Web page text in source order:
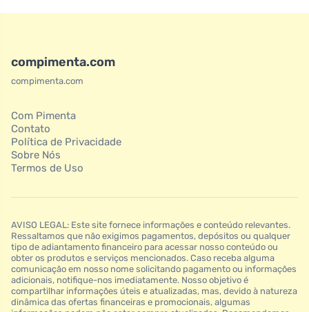
compimenta.com
compimenta.com
Com Pimenta
Contato
Política de Privacidade
Sobre Nós
Termos de Uso
AVISO LEGAL: Este site fornece informações e conteúdo relevantes.
Ressaltamos que não exigimos pagamentos, depósitos ou qualquer
tipo de adiantamento financeiro para acessar nosso conteúdo ou
obter os produtos e serviços mencionados. Caso receba alguma
comunicação em nosso nome solicitando pagamento ou informações
adicionais, notifique-nos imediatamente. Nosso objetivo é
compartilhar informações úteis e atualizadas, mas, devido à natureza
dinâmica das ofertas financeiras e promocionais, algumas